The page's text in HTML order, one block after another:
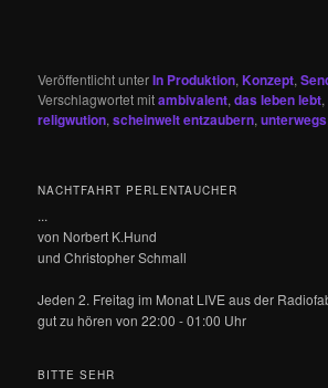
Veröffentlicht unterIn Produktion,Konzept,
Verschlagwortet mitambivalent,das leben lebt,
religwution,scheinwelt entzaubern,unterwegs
NACHTFAHRT PERLENTAUCHER
...
von Norbert K.Hund
und Christopher Schmall
Jeden 2. Freitag im Monat LIVE aus der
gut zu hören von 22:00 - 01:00 Uhr
BITTE SEHR